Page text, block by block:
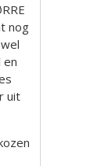
nog
en
uit